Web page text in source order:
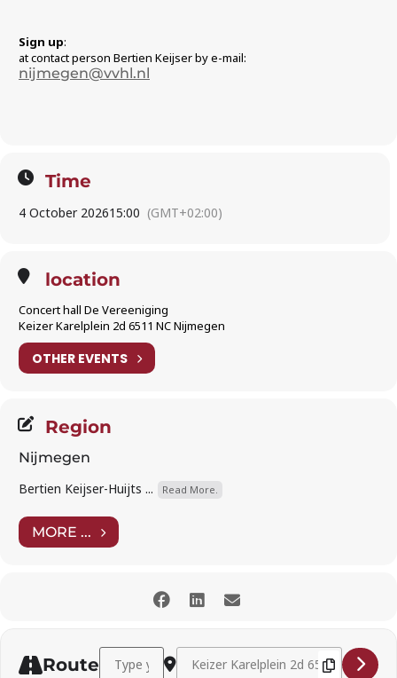
Sign up:
at contact person Bertien Keijser by e-mail:
nijmegen@vvhl.nl
Time
4 October 202615:00 (GMT+02:00)
location
Concert hall De Vereeniging
Keizer Karelplein 2d 6511 NC Nijmegen
OTHER EVENTS
Region
Nijmegen
Bertien Keijser-Huijts ...
Read More.
MORE ...
Route
Address - Madeline Saputra (soprano) and Apollon
Destination Address - Madeline